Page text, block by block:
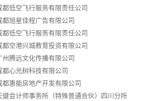
都低空飞行服务有限责任公司
都旭星佳程广告有限公司
都低空飞行服务有限责任公司
都空港兴城教育投资有限公司
州腾远文化传播有限公司
都心光树科技有限公司
都惠能房地产开发有限公司
健会计师事务所（特殊普通合伙）四川分所